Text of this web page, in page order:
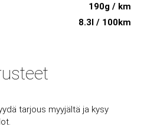
190g / km
8.3l / 100km
tarjous myyjältä ja kysy